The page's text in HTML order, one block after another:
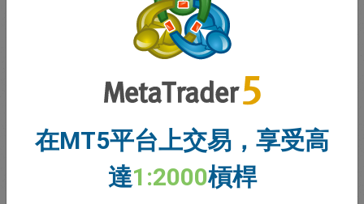
財經日曆
瞭解全球事件對交易至關重要，因此我們在
同一個平台上整合了財經日曆功能，讓您在
在MT5平台上交易，享受高
達1:2000槓桿